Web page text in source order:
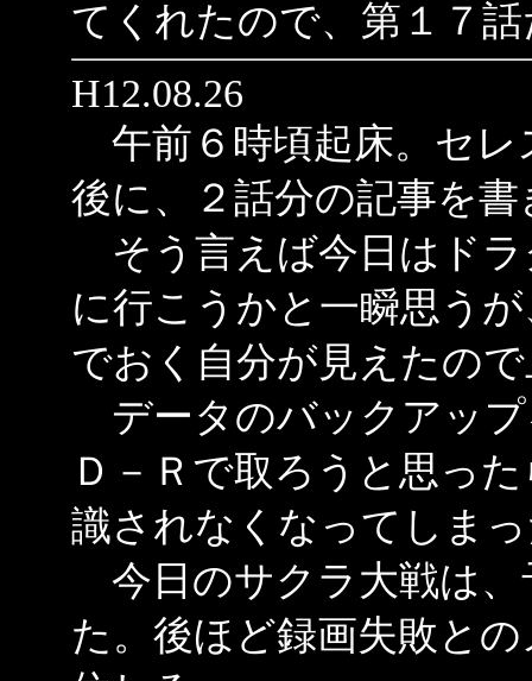
てくれたので、第１７
H12.08.26
午前６時頃起床。セレ
後に、２話分の記事を
そう言えば今日はドラ
に行こうかと一瞬思う
でおく自分が見えたの
データのバックアッ
Ｄ－Ｒで取ろうと思っ
識されなくなってしま
今日のサクラ大戦は、
た。後ほど録画失敗と